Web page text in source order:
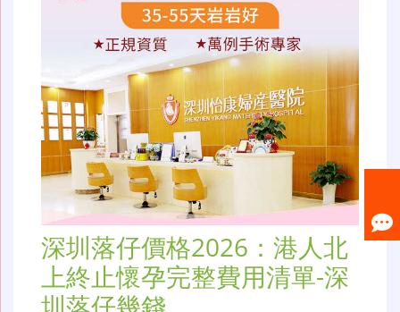
深圳落仔價格2026：港人北
上終止懷孕完整費用清單-深